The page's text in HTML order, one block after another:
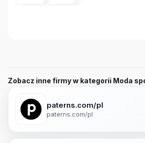
Zobacz inne firmy w kategorii Moda
paterns.com/pl
paterns.com/pl